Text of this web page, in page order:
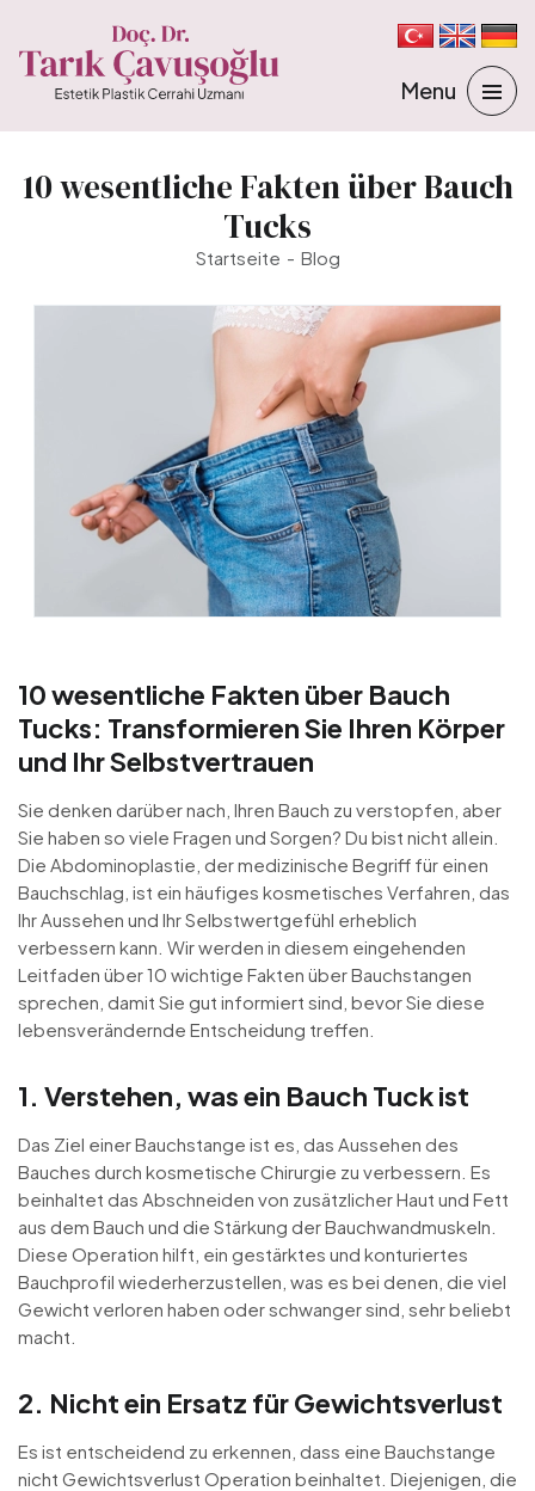
10 wesentliche Fakten über Bauch
Tucks
Startseite Blog
10 wesentliche Fakten über Bauch
Tucks: Transformieren Sie Ihren Körper
und Ihr Selbstvertrauen
Sie denken darüber nach, Ihren Bauch zu verstopfen, aber
Sie haben so viele Fragen und Sorgen? Du bist nicht allein.
Die Abdominoplastie, der medizinische Begriff für einen
Bauchschlag, ist ein häufiges kosmetisches Verfahren, das
Ihr Aussehen und Ihr Selbstwertgefühl erheblich
verbessern kann. Wir werden in diesem eingehenden
Leitfaden über 10 wichtige Fakten über Bauchstangen
sprechen, damit Sie gut informiert sind, bevor Sie diese
lebensverändernde Entscheidung treffen.
1. Verstehen, was ein Bauch Tuck ist
Das Ziel einer Bauchstange ist es, das Aussehen des
Bauches durch kosmetische Chirurgie zu verbessern. Es
beinhaltet das Abschneiden von zusätzlicher Haut und Fett
aus dem Bauch und die Stärkung der Bauchwandmuskeln.
Diese Operation hilft, ein gestärktes und konturiertes
Bauchprofil wiederherzustellen, was es bei denen, die viel
Gewicht verloren haben oder schwanger sind, sehr beliebt
macht.
2. Nicht ein Ersatz für Gewichtsverlust
Es ist entscheidend zu erkennen, dass eine Bauchstange
nicht Gewichtsverlust Operation beinhaltet. Diejenigen, die